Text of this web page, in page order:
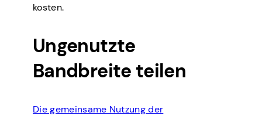
kosten.
Ungenutzte
Bandbreite teilen
Die gemeinsame Nutzung der